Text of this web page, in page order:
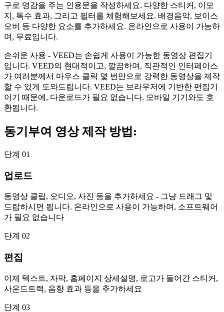
구로 영감을 주는 인용문을 작성하세요. 다양한 스티커, 이모
지, 특수 효과, 그리고 필터를 체험해보세요. 배경음악, 보이스
오버 등 다양한 요소를 추가하세요. 온라인으로 사용이 가능하
며, 무료입니다.
손쉬운 사용 - VEED는 손쉽게 사용이 가능한 동영상 편집기
입니다. VEED의 현대적이고, 깔끔하며, 직관적인 인터페이스
가 여러분께서 마우스 클릭 몇 번만으로 강력한 동영상을 제작
할 수 있게 도와드립니다. VEED는 브라우저에 기반한 편집기
이기 때문에, 다운로드가 필요 없습니다. 모바일 기기와도 호
환됩니다.
동기부여 영상 제작 방법:
단계 01
업로드
동영상 클립, 오디오, 사진 등을 추가하세요 - 그냥 드래그 및
드랍하시면 됩니다. 온라인으로 사용이 가능하며, 소프트웨어
가 필요 없습니다
단계 02
편집
이제 텍스트, 자막, 홈페이지 상세설명, 로고가 들어간 스티커,
사운드트랙, 음향 효과 등을 추가하세요
단계 03